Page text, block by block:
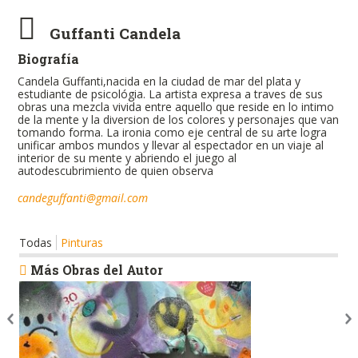
Guffanti Candela
Biografía
Candela Guffanti,nacida en la ciudad de mar del plata y
estudiante de psicológia. La artista expresa a traves de sus
obras una mezcla vivida entre aquello que reside en lo intimo
de la mente y la diversion de los colores y personajes que van
tomando forma. La ironia como eje central de su arte logra
unificar ambos mundos y llevar al espectador en un viaje al
interior de su mente y abriendo el juego al
autodescubrimiento de quien observa
candeguffanti@gmail.com
Todas Pinturas
Más Obras del Autor